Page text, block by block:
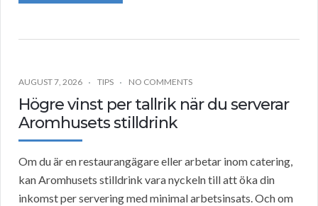
AUGUST 7, 2026 TIPS NO COMMENTS
Högre vinst per tallrik när du serverar
Aromhusets stilldrink
Om du är en restaurangägare eller arbetar inom catering,
kan Aromhusets stilldrink vara nyckeln till att öka din
inkomst per servering med minimal arbetsinsats. Och om